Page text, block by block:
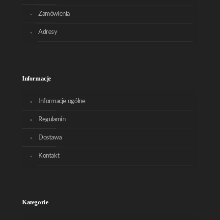
Zamówienia
Adresy
Informacje
Informacje ogólne
Regulamin
Dostawa
Kontakt
Kategorie